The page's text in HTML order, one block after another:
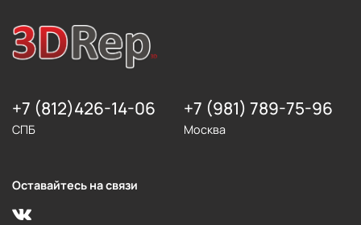
+7 (812)426-14-06
СПБ
+7 (981) 789-75-96
Москва
Оставайтесь на связи